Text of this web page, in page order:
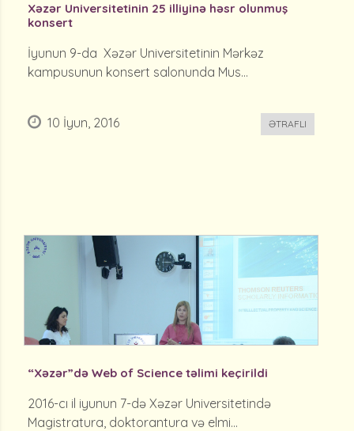
Xəzər Universitetinin 25 illiyinə həsr olunmuş
konsert
İyunun 9-da Xəzər Universitetinin Mərkəz
kampusunun konsert salonunda Mus...
10 İyun, 2016 ƏTRAFLI
“Xəzər”də Web of Science təlimi keçirildi
2016-cı il iyunun 7-də Xəzər Universitetində
Magistratura, doktorantura və elmi...